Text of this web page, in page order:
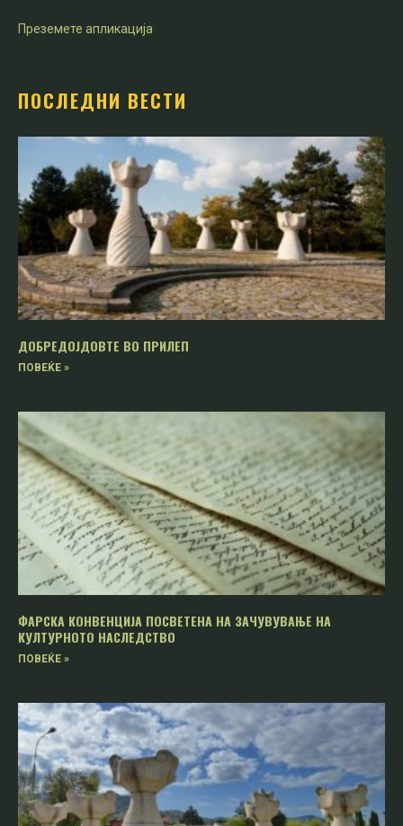
Преземете апликација
ПОСЛЕДНИ ВЕСТИ
ДОБРЕДОЈДОВТЕ ВО ПРИЛЕП
ПОВЕЌЕ »
ФАРСКА КОНВЕНЦИЈА ПОСВЕТЕНА НА ЗАЧУВУВАЊЕ НА
КУЛТУРНОТО НАСЛЕДСТВО
ПОВЕЌЕ »